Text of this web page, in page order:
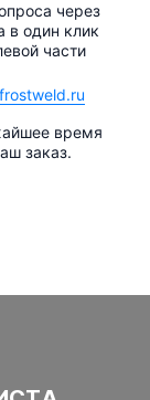
через
в один клик
части
время
заказ.